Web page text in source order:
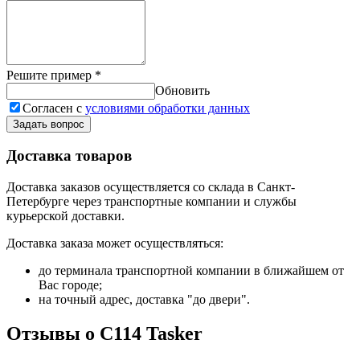
Решите пример *
Обновить
Согласен с условиями обработки данных
Задать вопрос
Доставка товаров
Доставка заказов осуществляется со склада в Санкт-
Петербурге через транспортные компании и службы
курьерской доставки.
Доставка заказа может осуществляться:
до терминала транспортной компании в ближайшем от
Вас городе;
на точный адрес, доставка "до двери".
Отзывы о С114 Tasker